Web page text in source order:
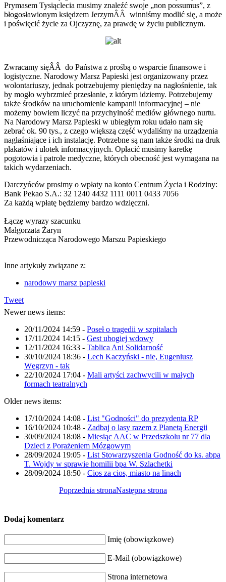
Prymasem Tysiąclecia musimy znaleźć swoje „non possumus”, z
błogosławionym księdzem JerzymÂÂ winniśmy modlić się, a może
i poświęcić życie za Ojczyznę, za prawdę w życiu publicznym.
Zwracamy sięÂÂ do Państwa z prośbą o wsparcie finansowe i
logistyczne. Narodowy Marsz Papieski jest organizowany przez
wolontariuszy, jednak potrzebujemy pieniędzy na nagłośnienie, tak
by mogło wybrzmieć przesłanie, z którym idziemy. Potrzebujemy
także środków na uruchomienie kampanii informacyjnej – nie
możemy bowiem liczyć na przychylność mediów głównego nurtu.
Na Narodowy Marsz Papieski w ubiegłym roku udało nam się
zebrać ok. 90 tys., z czego większą część wydaliśmy na urządzenia
nagłaśniające i ich instalację. Potrzebne są nam także środki na druk
plakatów i ulotek informacyjnych. Opłacić musimy karetkę
pogotowia i patrole medyczne, których obecność jest wymagana na
takich wydarzeniach.
Darczyńców prosimy o wpłaty na konto Centrum Życia i Rodziny:
Bank Pekao S.A.: 32 1240 4432 1111 0011 0433 7056
Za każdą wpłatę będziemy bardzo wdzięczni.
Łączę wyrazy szacunku
Małgorzata Żaryn
Przewodnicząca Narodowego Marszu Papieskiego
Inne artykuły związane z:
narodowy marsz papieski
Tweet
Newer news items:
20/11/2024 14:59 - Poseł o tragedii w szpitalach
17/11/2024 14:15 - Gest ubogiej wdowy
12/11/2024 16:33 - Tablica Ani Solidarność
30/10/2024 18:36 - Lech Kaczyński - nie, Eugeniusz
Węgrzyn - tak
22/10/2024 17:04 - Mali artyści zachwycili w małych
formach teatralnych
Older news items:
17/10/2024 14:08 - List "Godności" do prezydenta RP
16/10/2024 10:48 - Zadbaj o lasy razem z Planetą Energii
30/09/2024 18:08 - Miesiąc AAC w Przedszkolu nr 77 dla
Dzieci z Porażeniem Mózgowym
28/09/2024 19:05 - List Stowarzyszenia Godność do ks. abpa
T. Wojdy w sprawie homilii bpa W. Szlachetki
28/09/2024 18:50 - Cios za cios, miasto na linach
Poprzednia stronaNastępna strona
Dodaj komentarz
Imię (obowiązkowe)
E-Mail (obowiązkowe)
Strona internetowa